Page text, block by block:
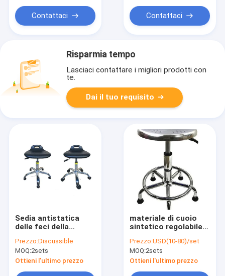
Contattaci Contattaci
Risparmia tempo
Lasciaci contattare i migliori prodotti con
te.
Dai il tuo requisito
Sedia antistatica
delle feci della
ESD dell'unità di
elaborazione con le
ruote per la fabbrica
farmaceutica
Prezzo:Discussible
MOQ:2sets
Ottieni l'ultimo prezzo
materiale di cuoio
sintetico regolabile
panchetti ergonomici
del lavoro
Prezzo:USD(10-80)/set
MOQ:2sets
Ottieni l'ultimo prezzo